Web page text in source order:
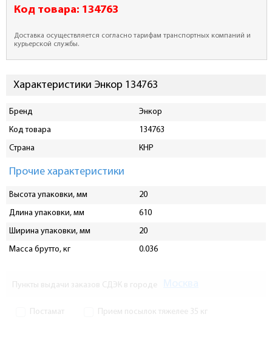
Код товара: 134763
Доставка осуществляется согласно тарифам транспортных компаний и
курьерской службы.
Характеристики Энкор 134763
Бренд
Энкор
Код товара
134763
Страна
КНР
Прочие характеристики
Высота упаковки, мм
20
Длина упаковки, мм
610
Ширина упаковки, мм
20
Масса брутто, кг
0.036
Пункты выдачи заказов СДЭК в городе
Постамат Прием посылок тяжелее 35 кг